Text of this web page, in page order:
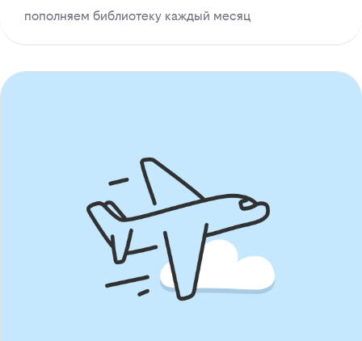
пополняем библиотеку каждый месяц